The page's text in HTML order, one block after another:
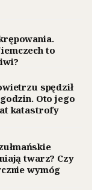
to
spędził
Oto jego
katastrofy
twarz? Czy
wymóg